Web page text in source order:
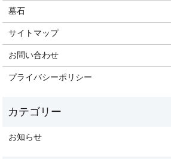
墓石
サイトマップ
お問い合わせ
プライバシーポリシー
お知らせ